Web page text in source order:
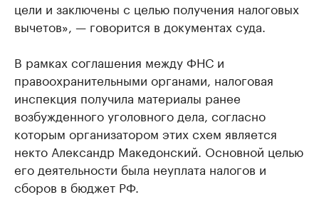
цели и заключены с целью получения налоговых
вычетов», — говорится в документах суда.
В рамках соглашения между ФНС и
правоохранительными органами, налоговая
инспекция получила материалы ранее
возбужденного уголовного дела, согласно
которым организатором этих схем является
некто Александр Македонский. Основной целью
его деятельности была неуплата налогов и
сборов в бюджет РФ.